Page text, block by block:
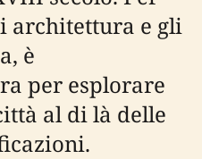
architettura e gli
è
per esplorare
al di là delle